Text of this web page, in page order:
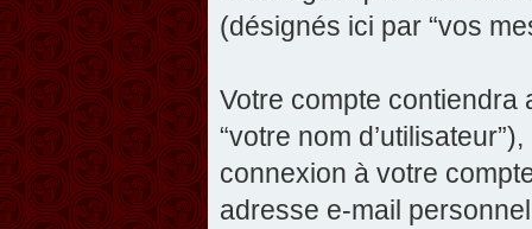
(désignés ici par “vos
Votre compte contiendra
“votre nom
connexion à votre
adresse e-mail